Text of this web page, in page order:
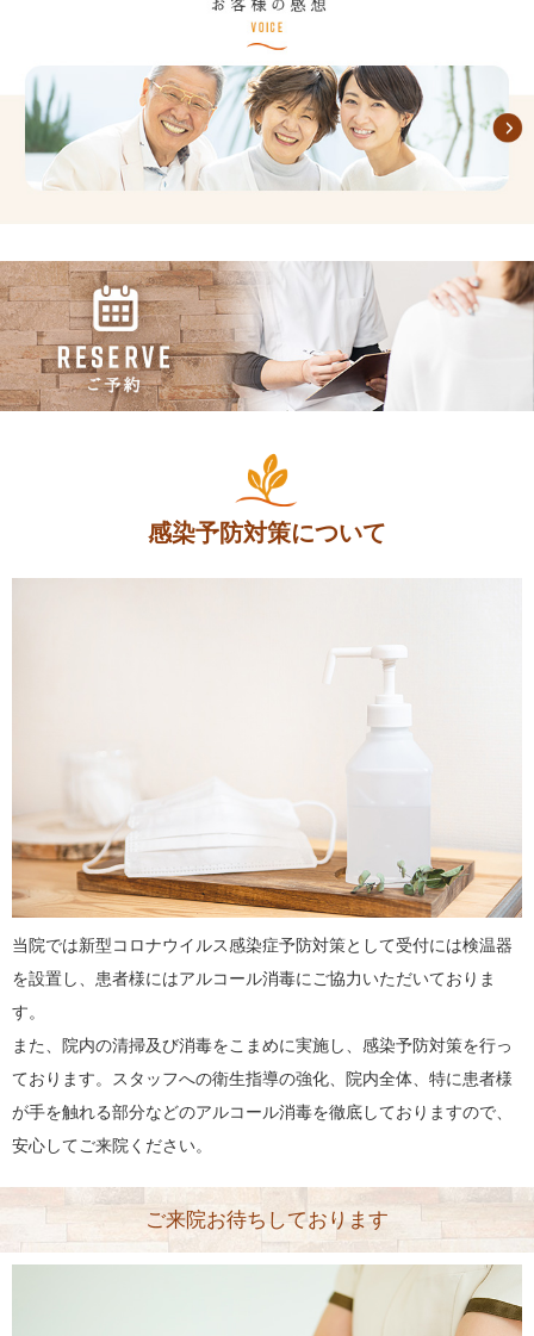
感染予防対策について
当院では新型コロナウイルス感染症予防対策として受付には検温器
を設置し、患者様にはアルコール消毒にご協力いただいておりま
す。
また、院内の清掃及び消毒をこまめに実施し、感染予防対策を行っ
ております。スタッフへの衛生指導の強化、院内全体、特に患者様
が手を触れる部分などのアルコール消毒を徹底しておりますので、
安心してご来院ください。
ご来院お待ちしております